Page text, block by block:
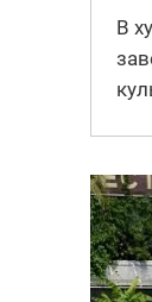
В